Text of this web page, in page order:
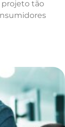
projeto tão